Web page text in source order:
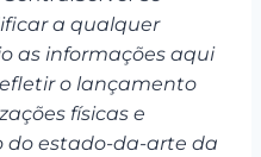
a qualquer
as informações aqui
o lançamento
físicas e
do estado-da-arte da